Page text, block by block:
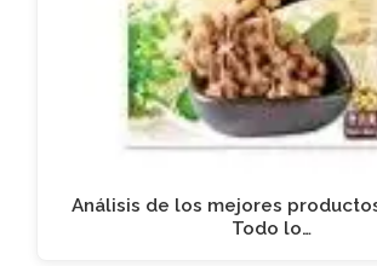
Análisis de los mejores
Todo lo…